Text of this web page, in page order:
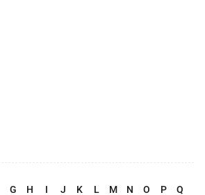
G H I J K L M N O P Q